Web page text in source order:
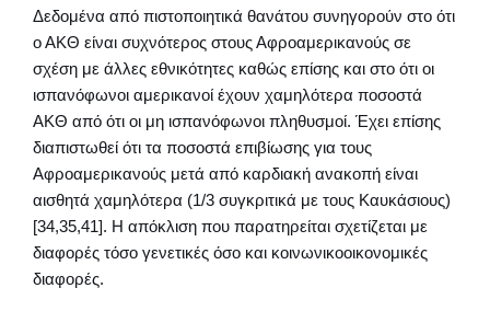
Δεδομένα από πιστοποιητικά θανάτου συνηγορούν στο ότι
ο ΑΚΘ είναι συχνότερος στους Αφροαμερικανούς σε
σχέση με άλλες εθνικότητες καθώς επίσης και στο ότι οι
ισπανόφωνοι αμερικανοί έχουν χαμηλότερα ποσοστά
ΑΚΘ από ότι οι μη ισπανόφωνοι πληθυσμοί. Έχει επίσης
διαπιστωθεί ότι τα ποσοστά επιβίωσης για τους
Αφροαμερικανούς μετά από καρδιακή ανακοπή είναι
αισθητά χαμηλότερα (1/3 συγκριτικά με τους Καυκάσιους)
[34,35,41]. Η απόκλιση που παρατηρείται σχετίζεται με
διαφορές τόσο γενετικές όσο και κοινωνικοοικονομικές
διαφορές.